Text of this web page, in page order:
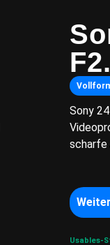
Sony
scharfe
Usables-